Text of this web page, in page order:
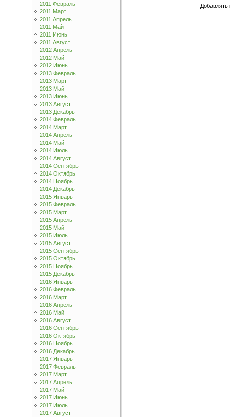
2011 Февраль
2011 Март
2011 Апрель
2011 Май
2011 Июнь
2011 Август
2012 Апрель
2012 Май
2012 Июнь
2013 Февраль
2013 Март
2013 Май
2013 Июнь
2013 Август
2013 Декабрь
2014 Февраль
2014 Март
2014 Апрель
2014 Май
2014 Июль
2014 Август
2014 Сентябрь
2014 Октябрь
2014 Ноябрь
2014 Декабрь
2015 Январь
2015 Февраль
2015 Март
2015 Апрель
2015 Май
2015 Июль
2015 Август
2015 Сентябрь
2015 Октябрь
2015 Ноябрь
2015 Декабрь
2016 Январь
2016 Февраль
2016 Март
2016 Апрель
2016 Май
2016 Август
2016 Сентябрь
2016 Октябрь
2016 Ноябрь
2016 Декабрь
2017 Январь
2017 Февраль
2017 Март
2017 Апрель
2017 Май
2017 Июнь
2017 Июль
2017 Август
Добавлять